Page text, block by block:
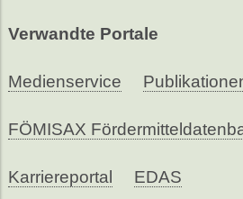
Verwandte Portale
Medienservice
FÖMISAX
Karriereportal EDAS